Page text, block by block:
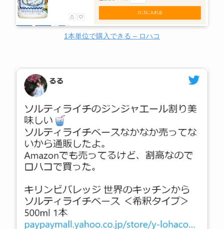
1本単位で購入できる – ロハコ